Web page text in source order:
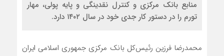
منابع بانک مرکزی و کنترل نقدینگی و پایه پولی، مهار
تورم را در دستور کار جدی خود در سال ۱۴۰۲ دارد.
محمدرضا فرزین رئیس‌کل بانک مرکزی جمهوری اسلامی ایران